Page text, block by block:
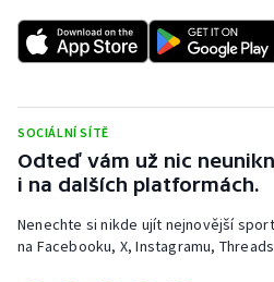
Sportovní střelba
Veslování
Vodní slalom
SOCIÁLNÍ SÍTĚ
Odteď vám už nic
i na dalších platformách.
Nenechte si nikde ujít nejnovější
na Facebooku, X, Instagramu,